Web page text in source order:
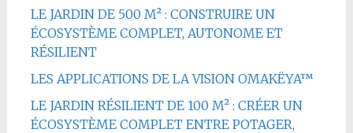
LE JARDIN DE 500 M² : CONSTRUIRE UN
ÉCOSYSTÈME COMPLET, AUTONOME ET
RÉSILIENT
LES APPLICATIONS DE LA VISION OMAKËYA™
LE JARDIN RÉSILIENT DE 100 M² : CRÉER UN
ÉCOSYSTÈME COMPLET ENTRE POTAGER,